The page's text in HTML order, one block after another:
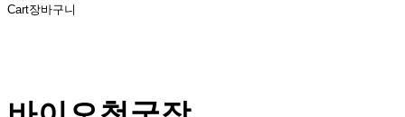
Cart장바구니